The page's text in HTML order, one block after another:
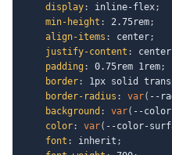
display: inline-flex;
min-height : 2.75rem;
align-items : center;
justify-content : center
padding: 0.75rem 1rem;
border: 1px solid
border-radius : var( --
background : var( --
color: var( --color-
font : inherit ;